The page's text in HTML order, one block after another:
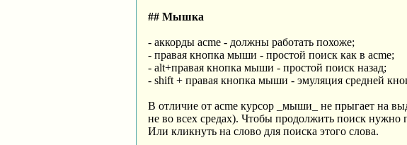
## Мышка
- аккорды acme - должны работать похоже;
- правая кнопка мыши - простой поиск как в acme;
- alt+правая кнопка мыши - простой поиск назад;
- shift + правая кнопка мыши - эмуляция средней
В отличие от acme курсор _мыши_ не прыгает на
не во всех средах). Чтобы продолжить поиск нужно
Или кликнуть на слово для поиска этого слова.